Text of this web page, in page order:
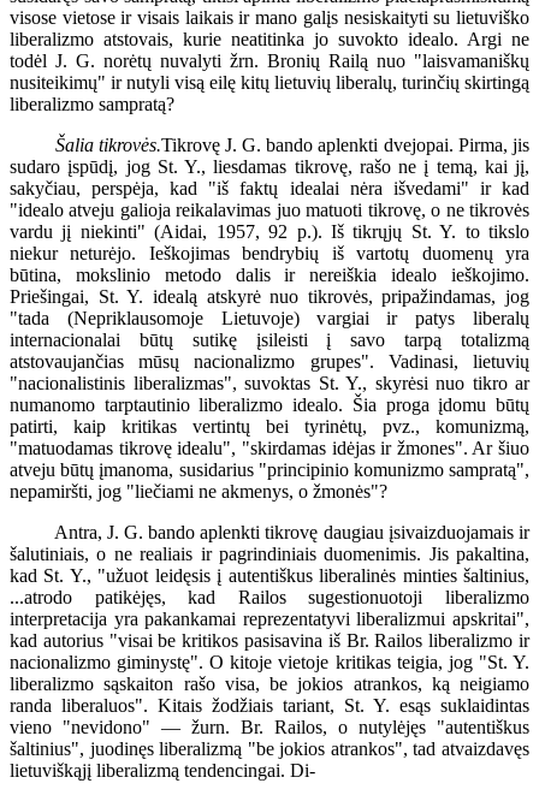
visose vietose ir visais laikais ir mano galįs nesiskaityti su lietuviško
liberalizmo atstovais, kurie neatitinka jo suvokto idealo. Argi ne
todėl J. G. norėtų nuvalyti žrn. Bronių Railą nuo "laisvamaniškų
nusiteikimų" ir nutyli visą eilę kitų lietuvių liberalų, turinčių skirtingą
liberalizmo sampratą?
Šalia tikrovės.Tikrovę J. G. bando aplenkti dvejopai. Pirma, jis
sudaro įspūdį, jog St. Y., liesdamas tikrovę, rašo ne į temą, kai jį,
sakyčiau, perspėja, kad "iš faktų idealai nėra išvedami" ir kad
"idealo atveju galioja reikalavimas juo matuoti tikrovę, o ne tikrovės
vardu jį niekinti" (Aidai, 1957, 92 p.). Iš tikrųjų St. Y. to tikslo
niekur neturėjo. Ieškojimas bendrybių iš vartotų duomenų yra
būtina, mokslinio metodo dalis ir nereiškia idealo ieškojimo.
Priešingai, St. Y. idealą atskyrė nuo tikrovės, pripažindamas, jog
"tada (Nepriklausomoje Lietuvoje) vargiai ir patys liberalų
internacionalai būtų sutikę įsileisti į savo tarpą totalizmą
atstovaujančias mūsų nacionalizmo grupes". Vadinasi, lietuvių
"nacionalistinis liberalizmas", suvoktas St. Y., skyrėsi nuo tikro ar
numanomo tarptautinio liberalizmo idealo. Šia proga įdomu būtų
patirti, kaip kritikas vertintų bei tyrinėtų, pvz., komunizmą,
"matuodamas tikrovę idealu", "skirdamas idėjas ir žmones". Ar šiuo
atveju būtų įmanoma, susidarius "principinio komunizmo sampratą",
nepamiršti, jog "liečiami ne akmenys, o žmonės"?
Antra, J. G. bando aplenkti tikrovę daugiau įsivaizduojamais ir
šalutiniais, o ne realiais ir pagrindiniais duomenimis. Jis pakaltina,
kad St. Y., "užuot leidęsis į autentiškus liberalinės minties šaltinius,
...atrodo patikėjęs, kad Railos sugestionuotoji liberalizmo
interpretacija yra pakankamai reprezentatyvi liberalizmui apskritai",
kad autorius "visai be kritikos pasisavina iš Br. Railos liberalizmo ir
nacionalizmo giminystę". O kitoje vietoje kritikas teigia, jog "St. Y.
liberalizmo sąskaiton rašo visa, be jokios atrankos, ką neigiamo
randa liberaluos". Kitais žodžiais tariant, St. Y. esąs suklaidintas
vieno "nevidono" — žurn. Br. Railos, o nutylėjęs "autentiškus
šaltinius", juodinęs liberalizmą "be jokios atrankos", tad atvaizdavęs
lietuviškąjį liberalizmą tendencingai. Di-